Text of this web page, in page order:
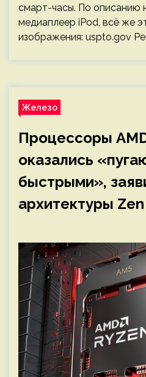
смарт-часы. По описанию
медиаплеер iPod, всё же
изображения: uspto.gov
Железо
Процессоры
оказались
быстрыми»,
архитектуры Zen